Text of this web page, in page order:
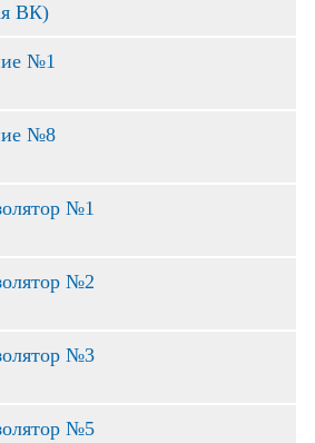
ВК)
№1
№8
№1
№2
№3
№5